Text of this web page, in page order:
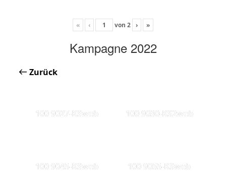
« ‹ von 2 › »
Kampagne 2022
Zurück
100 9027-KSweb 100 9030-KS2web
100 9045-KSweb 100 9055-KSweb